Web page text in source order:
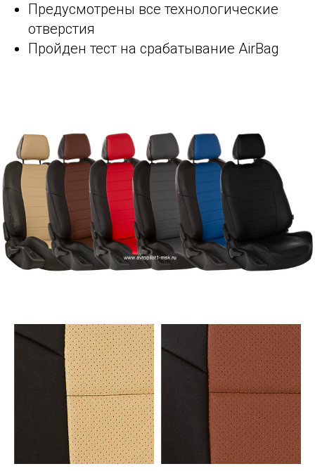
Предусмотрены все технологические
отверстия
Пройден тест на срабатывание AirBag